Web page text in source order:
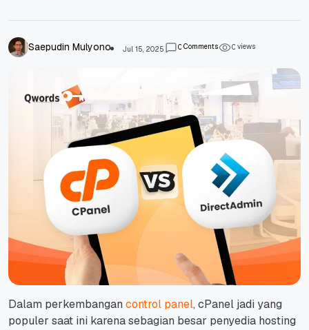
Saepudin Mulyono Jul 15, 2025 0Comments 0views
Dalam perkembangan control panel, cPanel jadi yang
populer saat ini karena sebagian besar penyedia hosting